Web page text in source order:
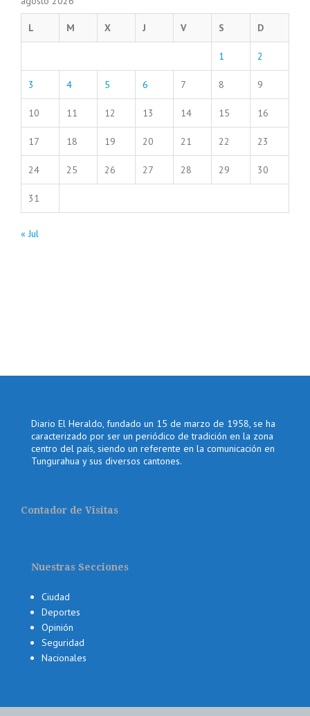
L M X J V S D
1 2
3 4 5 6 7 8 9
10 11 12 13 14 15 16
17 18 19 20 21 22 23
24 25 26 27 28 29 30
31
« Jul
Diario El Heraldo, fundado un 15 de marzo de 1958, se ha
caracterizado por ser un periódico de tradición en la zona
centro del país, siendo un referente en la comunicación en
Tungurahua y sus diversos cantones.
Contador de Visitas
Nuestras Secciones
Ciudad
Deportes
Opinión
Seguridad
Nacionales